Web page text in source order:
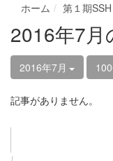
ホーム 第１期SSH
2016年7月
2016年7月
記事がありません。